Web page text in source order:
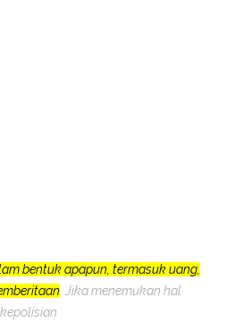
bentuk apapun, termasuk uang,
. Jika menemukan hal